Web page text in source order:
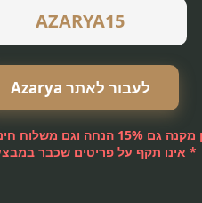
לעבור לאתר Azarya
וגם משלוח חינם על כל האתר
* אינו תקף על פריטים שכבר